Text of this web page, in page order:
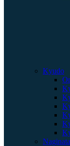
Kyudo
Naginata